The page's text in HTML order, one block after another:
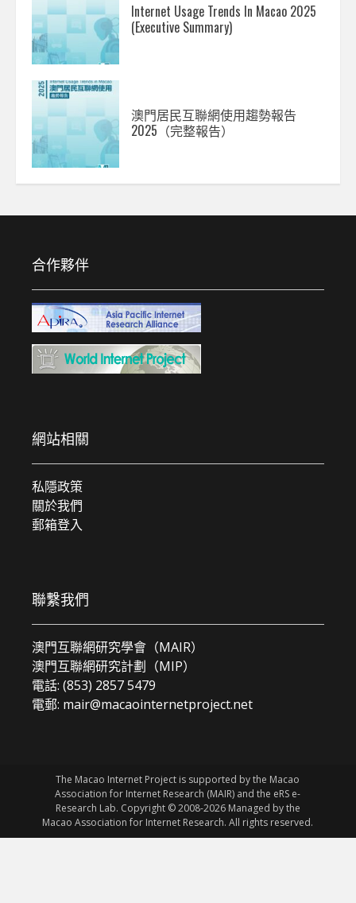
Internet Usage Trends In Macao 2025
(Executive Summary)
澳門居民互聯網使用趨勢報告
2025（完整報告）
合作夥伴
網站相關
私隱政策
關於我們
郵箱登入
聯繫我們
澳門互聯網研究學會（MAIR）
澳門互聯網研究計劃（MIP）
電話: (853) 2857 5479
電郵: mair@macaointernetproject.net
The Macao Internet Project is supported by the Macao
Association for Internet Research (MAIR) and the eRS e-
Research Lab. Copyright © 2008-2026 Managed by the
Macao Association for Internet Research. All rights reserved.